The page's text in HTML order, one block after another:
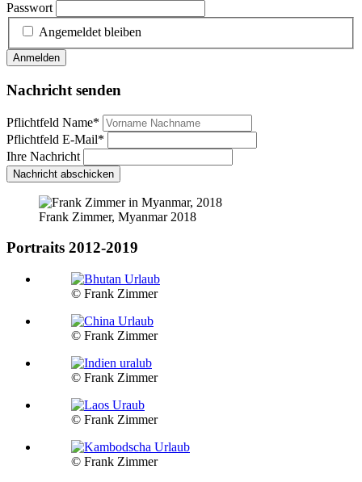
Passwort
Angemeldet bleiben
Anmelden
Nachricht senden
Pflichtfeld Name*
Pflichtfeld E-Mail*
Ihre Nachricht
Nachricht abschicken
Frank Zimmer, Myanmar 2018
Portraits 2012-2019
© Frank Zimmer
© Frank Zimmer
© Frank Zimmer
© Frank Zimmer
© Frank Zimmer